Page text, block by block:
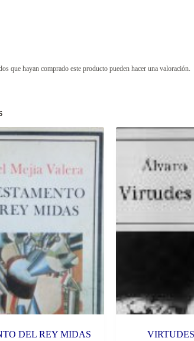
que hayan comprado este producto pueden hacer una valoración.
DEL REY MIDAS